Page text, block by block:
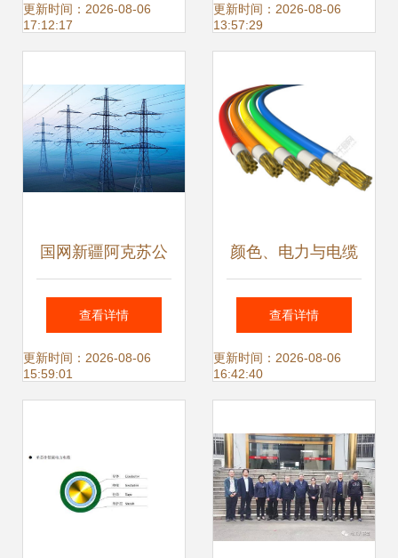
铸就未来3至5年巨
更新时间：2026-08-06
17:12:17
电线、拉闸门，二
相逢，租户们只剩
下泪眼
更新时间：2026-08-06
13:57:29
国网新疆阿克苏公
司电缆入地改造 点
亮景区安全与美景
查看详情
更新时间：2026-08-06
15:59:01
颜色、电力与电缆
科学技术发展的桥
梁
查看详情
更新时间：2026-08-06
16:42:40